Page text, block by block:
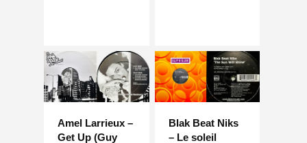
Amel Larrieux –
Get Up (Guy
Blak Beat Niks
– Le soleil